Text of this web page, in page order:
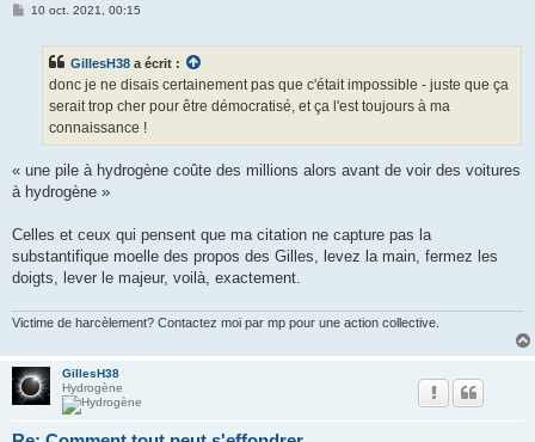
M10 oct. 2021, 00:15
GillesH38 a écrit :
donc je ne disais certainement pas que c'était impossible - juste que ça
serait trop cher pour être démocratisé, et ça l'est toujours à ma
connaissance !
« une pile à hydrogène coûte des millions alors avant de voir des voitures
à hydrogène »
Celles et ceux qui pensent que ma citation ne capture pas la
substantifique moelle des propos des Gilles, levez la main, fermez les
doigts, lever le majeur, voilà, exactement.
Victime de harcèlement? Contactez moi par mp pour une action collective.
GillesH38
Hydrogène